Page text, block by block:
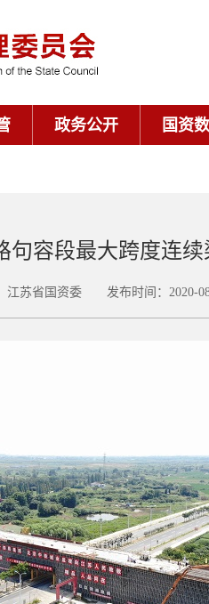
政务公开 国资
句容段最大跨度连
江苏省国资委 发布时间：2020-